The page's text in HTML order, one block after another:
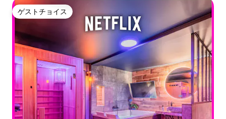
ゲストチョイス
ゲストチョイス